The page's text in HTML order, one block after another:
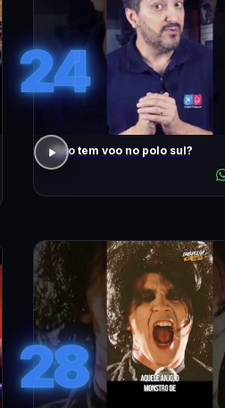
24
Não tem voo no polo sul?
28